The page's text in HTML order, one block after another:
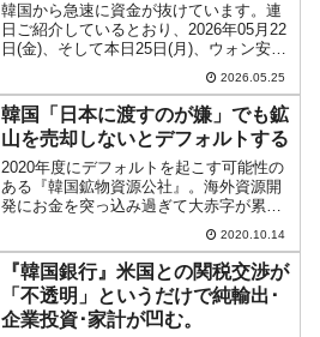
韓国から急速に資金が抜けています。連
日ご紹介しているとおり、2026年05月22
日(金)、そして本日25日(月)、ウォン安が
進行して、ついに「1ドル＝1,520ウォ
ン」まできました。ドルウォンのチャー
トとドルの強弱を示す「DXY」を重ねて
日...
2026.05.25
韓国「日本に渡すのが嫌」でも鉱
山を売却しないとデフォルトする
2020年度にデフォルトを起こす可能性の
ある『韓国鉱物資源公社』。海外資源開
発にお金を突っ込み過ぎて大赤字が累積
しており、早急に資金調達を行わないと
飛びます。そのため『韓国鉱物資源公
社』は資産を売却する方向で動いていま
すが、「宝の山」をなぜ...
2020.10.14
『韓国銀行』米国との関税交渉が
「不透明」というだけで純輸出･
企業投資･家計が凹む。